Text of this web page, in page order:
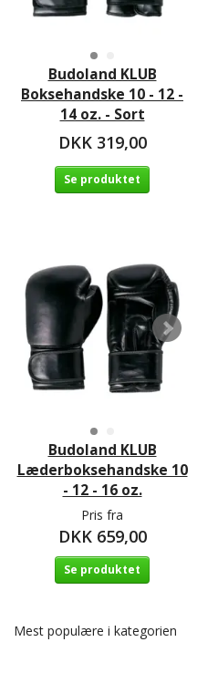
Budoland KLUB
Boksehandske 10 - 12 -
14 oz. - Sort
DKK 319,00
Se produktet
Budoland KLUB
Læderboksehandske 10
- 12 - 16 oz.
Pris fra
DKK 659,00
Se produktet
Mest populære i kategorien